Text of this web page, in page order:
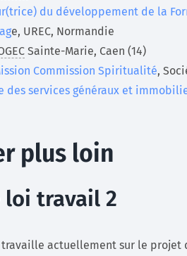
du développement de la
e, UREC, Normandie
Sainte-Marie, Caen (14)
Commission Spiritualité,
des services généraux et
plus loin
loi travail 2
actuellement sur le projet